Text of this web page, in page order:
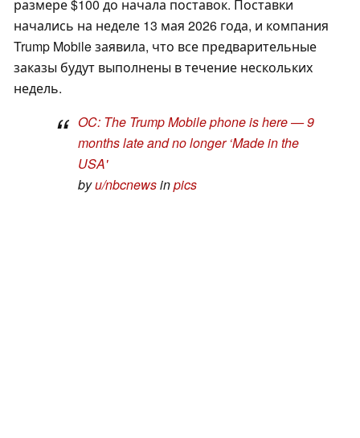
размере $100 до начала поставок. Поставки
начались на неделе 13 мая 2026 года, и компания
Trump Mobile заявила, что все предварительные
заказы будут выполнены в течение нескольких
недель.
OC: The Trump Mobile phone is here — 9
months late and no longer ‘Made in the
USA'
byu/nbcnewsinpics